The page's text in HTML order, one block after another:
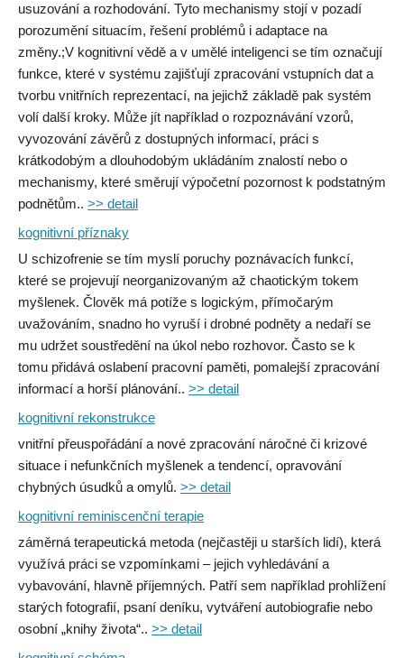
usuzování a rozhodování. Tyto mechanismy stojí v pozadí
porozumění situacím, řešení problémů i adaptace na
změny.;V kognitivní vědě a v umělé inteligenci se tím označují
funkce, které v systému zajišťují zpracování vstupních dat a
tvorbu vnitřních reprezentací, na jejichž základě pak systém
volí další kroky. Může jít například o rozpoznávání vzorů,
vyvozování závěrů z dostupných informací, práci s
krátkodobým a dlouhodobým ukládáním znalostí nebo o
mechanismy, které směrují výpočetní pozornost k podstatným
podnětům.. >> detail
kognitivní příznaky
U schizofrenie se tím myslí poruchy poznávacích funkcí,
které se projevují neorganizovaným až chaotickým tokem
myšlenek. Člověk má potíže s logickým, přímočarým
uvažováním, snadno ho vyruší i drobné podněty a nedaří se
mu udržet soustředění na úkol nebo rozhovor. Často se k
tomu přidává oslabení pracovní paměti, pomalejší zpracování
informací a horší plánování.. >> detail
kognitivní rekonstrukce
vnitřní přeuspořádání a nové zpracování náročné či krizové
situace i nefunkčních myšlenek a tendencí, opravování
chybných úsudků a omylů. >> detail
kognitivní reminiscenční terapie
záměrná terapeutická metoda (nejčastěji u starších lidí), která
využívá práci se vzpomínkami – jejich vyhledávání a
vybavování, hlavně příjemných. Patří sem například prohlížení
starých fotografií, psaní deníku, vytváření autobiografie nebo
osobní „knihy života“.. >> detail